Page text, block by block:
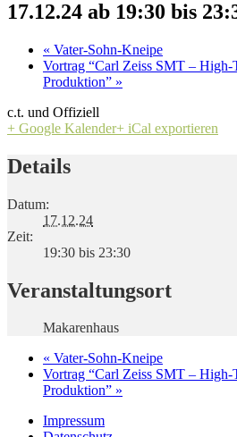
17.12.24 ab 19:30 bis
« Vater-Sohn-Kneipe
Vortrag “Carl Zeiss SMT –
Produktion” »
c.t. und Offiziell
+ Google Kalender+ iCal exportieren
Details
Datum:
17.12.24
Zeit:
19:30 bis 23:30
Veranstaltungsort
Makarenhaus
« Vater-Sohn-Kneipe
Vortrag “Carl Zeiss SMT –
Produktion” »
Impressum